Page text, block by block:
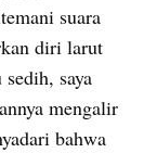
suara
diri larut
saya
mengalir
bahwa